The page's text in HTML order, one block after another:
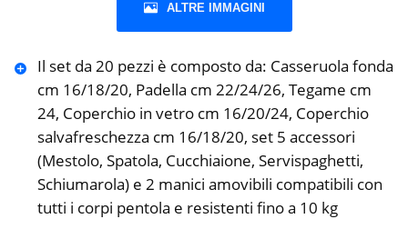
ALTRE IMMAGINI
Il set da 20 pezzi è composto da: Casseruola fonda
cm 16/18/20, Padella cm 22/24/26, Tegame cm
24, Coperchio in vetro cm 16/20/24, Coperchio
salvafreschezza cm 16/18/20, set 5 accessori
(Mestolo, Spatola, Cucchiaione, Servispaghetti,
Schiumarola) e 2 manici amovibili compatibili con
tutti i corpi pentola e resistenti fino a 10 kg